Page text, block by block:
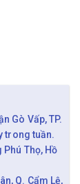
Gò Vấp, TP.
trong tuần.
Thọ, Hồ
Q. Cẩm Lệ,